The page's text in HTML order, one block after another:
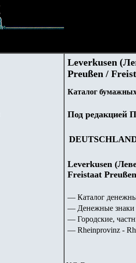
Leverkusen
Preußen /
Каталог
Под редакцией
Leverkusen
Freistaat Preußen
— Каталог
— Денежные знаки
— Городские,
— Rheinprovinz -